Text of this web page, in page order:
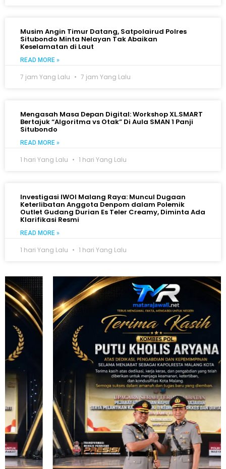
Musim Angin Timur Datang, Satpolairud Polres
Situbondo Minta Nelayan Tak Abaikan
Keselamatan di Laut
READ MORE »
7 jam Yang Lalu 7 jam Yang Lalu
Mengasah Masa Depan Digital: Workshop XL.SMART
Bertajuk “Algoritma vs Otak” Di Aula SMAN 1 Panji
Situbondo
READ MORE »
1 hari Yang Lalu 1 hari Yang Lalu
Investigasi IWOI Malang Raya: Muncul Dugaan
Keterlibatan Anggota Denpom dalam Polemik
Outlet Gudang Durian Es Teler Creamy, Diminta Ada
Klarifikasi Resmi
READ MORE »
1 hari Yang Lalu 1 hari Yang Lalu